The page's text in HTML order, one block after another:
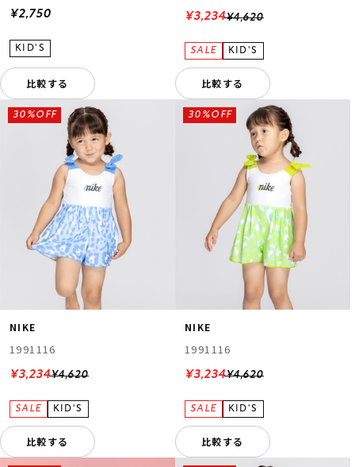
¥2,750
比較する
¥4,620
¥3,234
比較する
NIKE
1991116
¥4,620
30%OFF
¥3,234
比較する
NIKE
1991116
¥4,620
30%OFF
¥3,234
比較する